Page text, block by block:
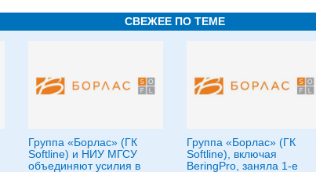
СВЕЖЕЕ ПО ТЕМЕ
Группа «Борлас» (ГК
Softline) и НИУ МГСУ
объединяют усилия в
Группа «Борлас» (ГК
Softline), включая
BeringPro, заняла 1-е